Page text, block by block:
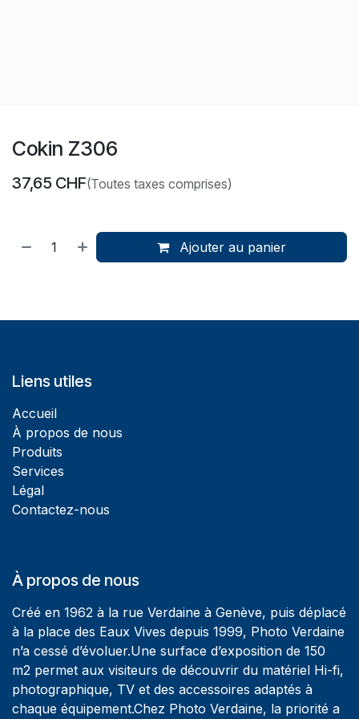
Cokin Z306
37,65 CHF(Toutes taxes comprises)
Ajouter au panier
Liens utiles
Accueil
À propos de nous
Produits
Services
Légal
Contactez-nous
À propos de nous
Créé en 1962 à la rue Verdaine à Genève, puis déplacé
à la place des Eaux Vives depuis 1999, Photo Verdaine
n’a cessé d’évoluer.Une surface d’exposition de 150
m2 permet aux visiteurs de découvrir du matériel Hi-fi,
photographique, TV et des accessoires adaptés à
chaque équipement.Chez Photo Verdaine, la priorité a